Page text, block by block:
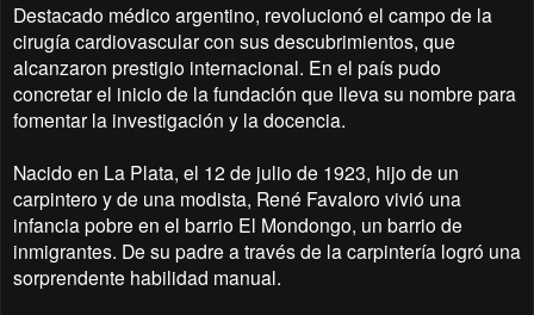
Destacado médico argentino, revolucionó el campo de la
cirugía cardiovascular con sus descubrimientos, que
alcanzaron prestigio internacional. En el país pudo
concretar el inicio de la fundación que lleva su nombre para
fomentar la investigación y la docencia.
Nacido en La Plata, el 12 de julio de 1923, hijo de un
carpintero y de una modista, René Favaloro vivió una
infancia pobre en el barrio El Mondongo, un barrio de
inmigrantes. De su padre a través de la carpintería logró una
sorprendente habilidad manual.